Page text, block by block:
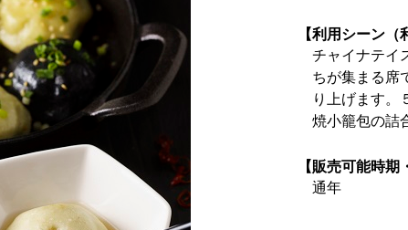
【利用シーン（
チャイナテイ
ちが集まる席
り上げます。
焼小籠包の詰
【販売可能時期
通年